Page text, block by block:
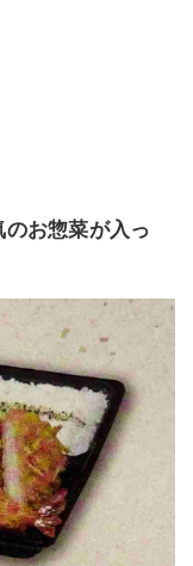
お惣菜が入っ